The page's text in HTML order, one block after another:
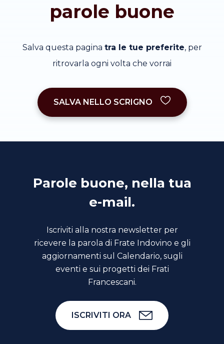
parole buone
Salva questa pagina tra le tue preferite, per
ritrovarla ogni volta che vorrai
SALVA NELLO SCRIGNO
Parole buone, nella tua
e-mail.
Iscriviti alla nostra newsletter per
ricevere la parola di Frate Indovino e gli
aggiornamenti sul Calendario, sugli
eventi e sui progetti dei Frati
Francescani.
ISCRIVITI ORA